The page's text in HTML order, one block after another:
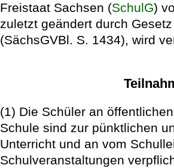
Freistaat Sachsen (SchulG)
zuletzt geändert durch
(SächsGVBl. S. 1434), wird
(1) Die Schüler an
Schule sind zur pünktlichen
Unterricht und an vom
Schulveranstaltungen